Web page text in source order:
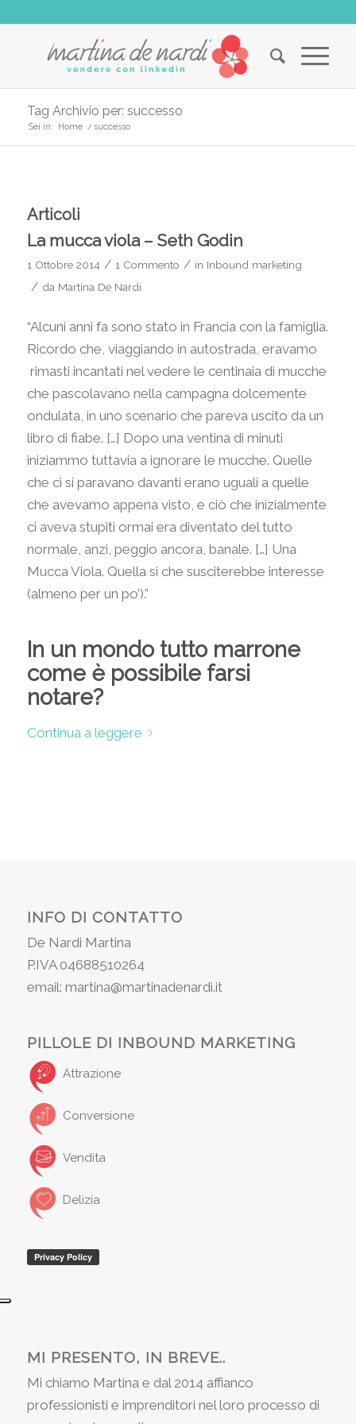
Tag Archivio per: successo
Sei in: Home / successo
Articoli
La mucca viola – Seth Godin
1 Ottobre 2014 / 1 Commento / in Inbound marketing
/ da Martina De Nardi
“Alcuni anni fa sono stato in Francia con la famiglia.
Ricordo che, viaggiando in autostrada, eravamo
rimasti incantati nel vedere le centinaia di mucche
che pascolavano nella campagna dolcemente
ondulata, in uno scenario che pareva uscito da un
libro di fiabe. […] Dopo una ventina di minuti
iniziammo tuttavia a ignorare le mucche. Quelle
che ci si paravano davanti erano uguali a quelle
che avevamo appena visto, e ciò che inizialmente
ci aveva stupiti ormai era diventato del tutto
normale, anzi, peggio ancora, banale. […] Una
Mucca Viola. Quella si che susciterebbe interesse
(almeno per un po’).”
In un mondo tutto marrone
come è possibile farsi
notare?
Continua a leggere
INFO DI CONTATTO
De Nardi Martina
P.IVA 04688510264
email: martina@martinadenardi.it
PILLOLE DI INBOUND MARKETING
Attrazione
Conversione
Vendita
Delizia
MI PRESENTO, IN BREVE..
Mi chiamo Martina e dal 2014 affianco
professionisti e imprenditori nel loro processo di